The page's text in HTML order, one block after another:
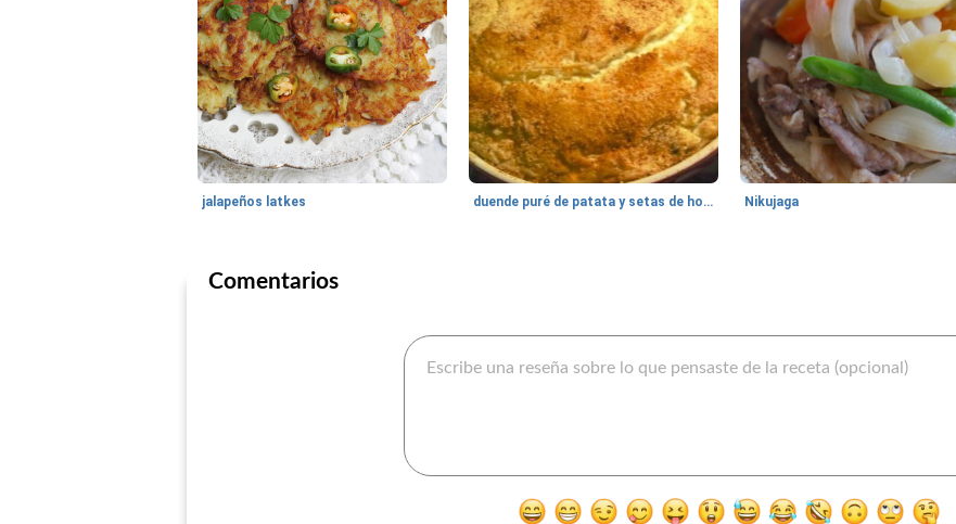
jalapeños latkes duende puré de patata y setas de hojaldre Nikujaga
Comentarios